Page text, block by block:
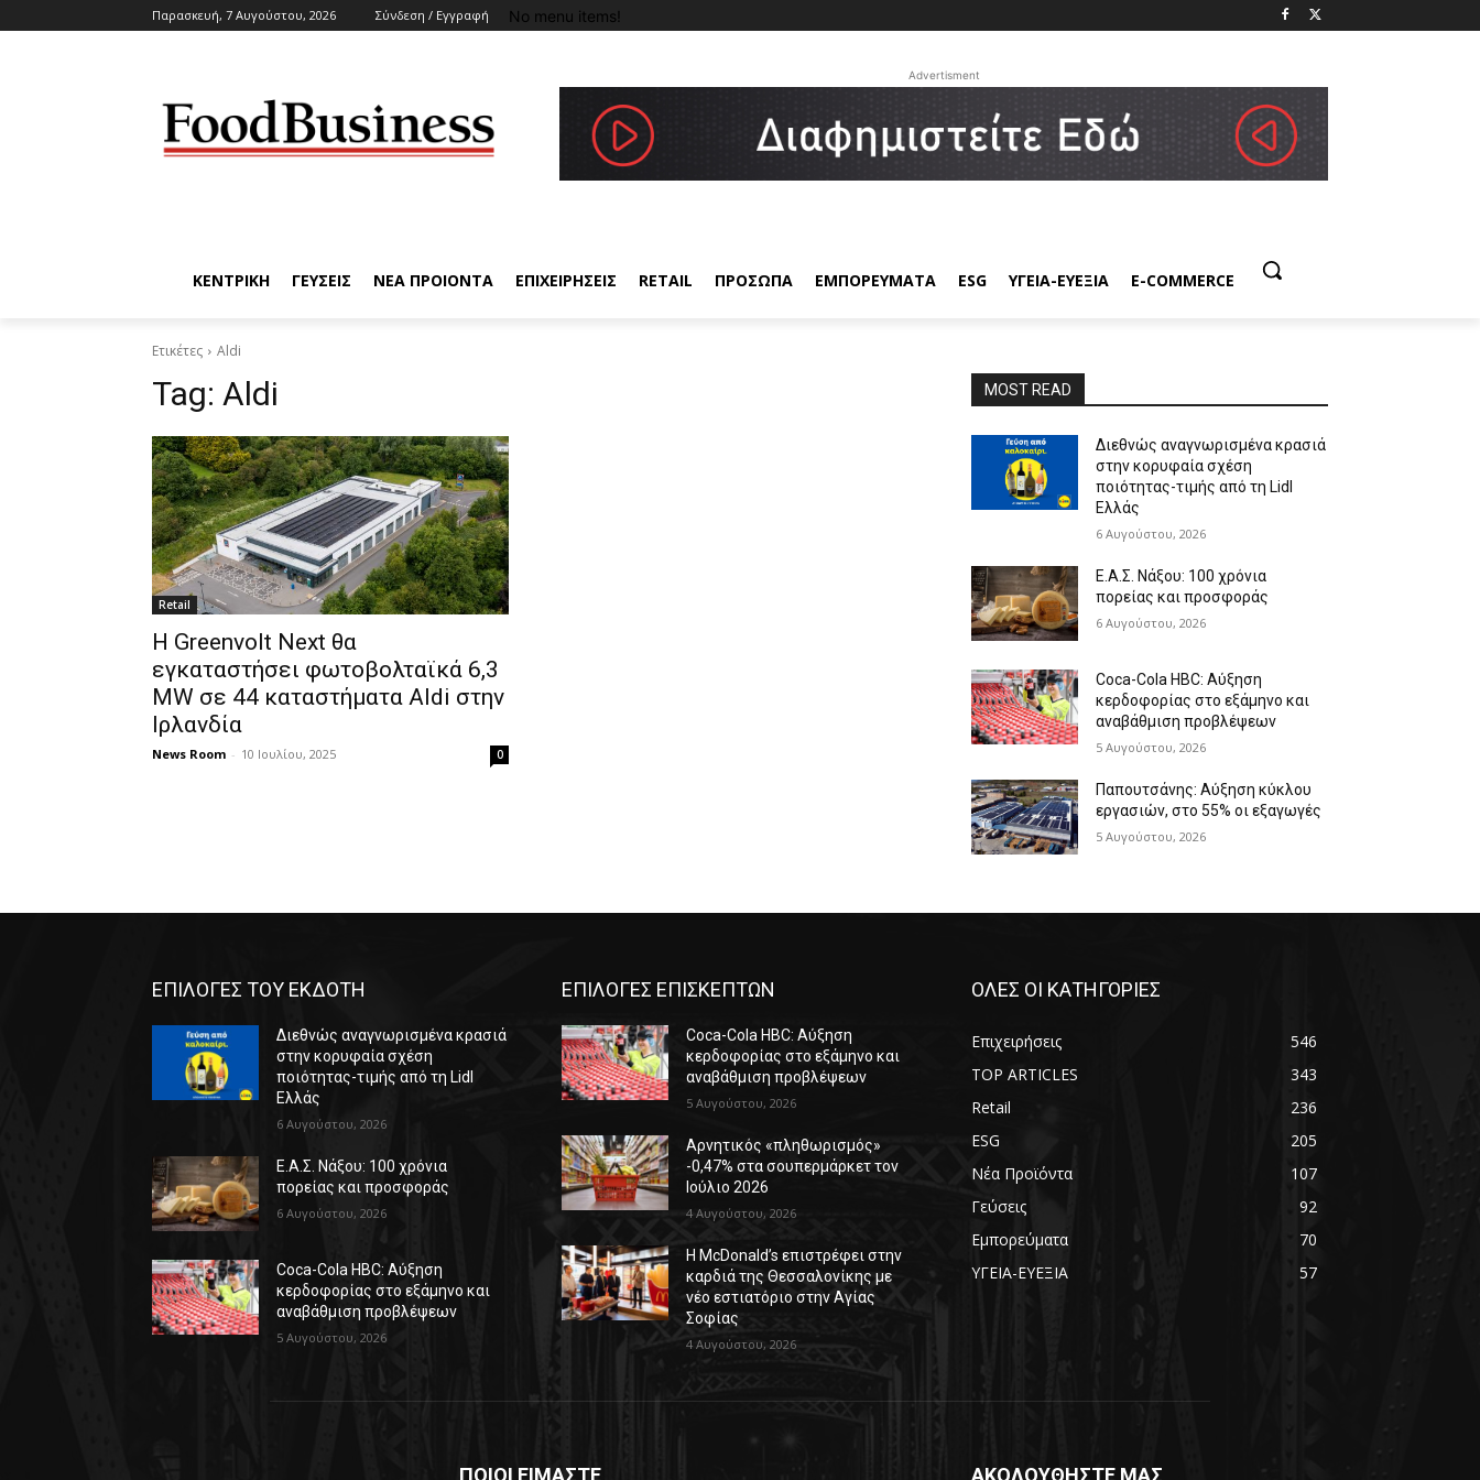
Παρασκευή, 7 Αυγούστου, 2026 Σύνδεση / Εγγραφή No menu items!
Advertisment
ΚΕΝΤΡΙΚΗ ΓΕΥΣΕΙΣ ΝΕΑ ΠΡΟΙΟΝΤΑ ΕΠΙΧΕΙΡΗΣΕΙΣ RETAIL ΠΡΟΣΩΠΑ ΕΜΠΟΡΕΥΜΑΤΑ ESG ΥΓΕΙΑ-ΕΥΕΞΙΑ E-COMMERCE
Ετικέτες Aldi
Tag: Aldi
Retail
Η Greenvolt Next θα
εγκαταστήσει φωτοβολταϊκά 6,3
MW σε 44 καταστήματα Aldi στην
Ιρλανδία
News Room - 10 Ιουλίου, 2025 0
MOST READ
Διεθνώς αναγνωρισμένα κρασιά
στην κορυφαία σχέση
ποιότητας-τιμής από τη Lidl
Ελλάς
6 Αυγούστου, 2026
Ε.Α.Σ. Νάξου: 100 χρόνια
πορείας και προσφοράς
6 Αυγούστου, 2026
Coca-Cola HBC: Αύξηση
κερδοφορίας στο εξάμηνο και
αναβάθμιση προβλέψεων
5 Αυγούστου, 2026
Παπουτσάνης: Αύξηση κύκλου
εργασιών, στο 55% οι εξαγωγές
5 Αυγούστου, 2026
ΕΠΙΛΟΓΕΣ ΤΟΥ ΕΚΔΟΤΗ
Διεθνώς αναγνωρισμένα κρασιά
στην κορυφαία σχέση
ποιότητας-τιμής από τη Lidl
Ελλάς
6 Αυγούστου, 2026
Ε.Α.Σ. Νάξου: 100 χρόνια
πορείας και προσφοράς
6 Αυγούστου, 2026
Coca-Cola HBC: Αύξηση
κερδοφορίας στο εξάμηνο και
αναβάθμιση προβλέψεων
5 Αυγούστου, 2026
ΕΠΙΛΟΓΕΣ ΕΠΙΣΚΕΠΤΩΝ
Coca-Cola HBC: Αύξηση
κερδοφορίας στο εξάμηνο και
αναβάθμιση προβλέψεων
5 Αυγούστου, 2026
Αρνητικός «πληθωρισμός»
-0,47% στα σουπερμάρκετ τον
Ιούλιο 2026
4 Αυγούστου, 2026
Η McDonald’s επιστρέφει στην
καρδιά της Θεσσαλονίκης με
νέο εστιατόριο στην Αγίας
Σοφίας
4 Αυγούστου, 2026
ΟΛΕΣ ΟΙ ΚΑΤΗΓΟΡΙΕΣ
Επιχειρήσεις
546
TOP ARTICLES
343
Retail
236
ESG
205
Νέα Προϊόντα
107
Γεύσεις
92
Εμπορεύματα
70
ΥΓΕΙΑ-ΕΥΕΞΙΑ
57
ΠΟΙΟΙ ΕΙΜΑΣΤΕ ΑΚΟΛΟΥΘΗΣΤΕ ΜΑΣ